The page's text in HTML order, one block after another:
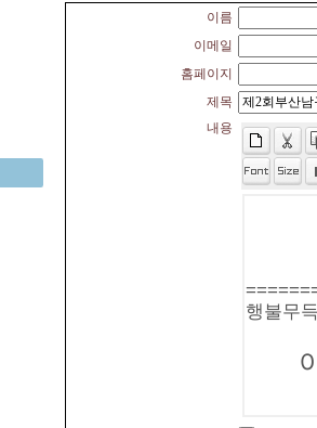
이름
이메일
홈페이지
제목
내용